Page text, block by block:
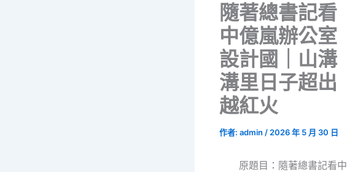
隨著總書記看
中億嵐辦公室
設計國｜山溝
溝里日子超出
越紅火
作者: admin / 2026 年 5 月 30 日
原題目：隨著總書記看中